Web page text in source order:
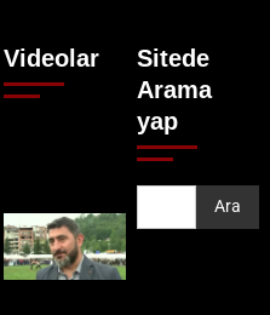
Videolar
Sitede
Arama
yap
Ara